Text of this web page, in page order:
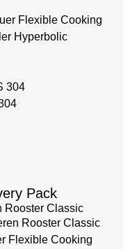
Flexible Cooking
Hyperbolic
304
Pack
Rooster Classic
Rooster Classic
Flexible Cooking